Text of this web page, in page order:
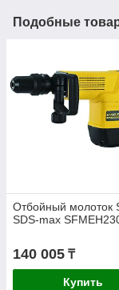
Подобные
Отбойный молоток
SDS-max
140 005 ₸
Купить